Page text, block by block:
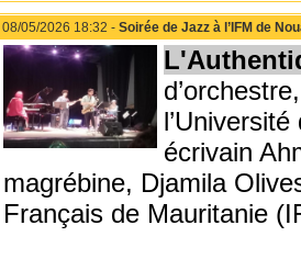
08/05/2026 18:32 - Soirée de Jazz à l’IFM de
écrivain
magrébine, Djamila
Français de Mauritanie